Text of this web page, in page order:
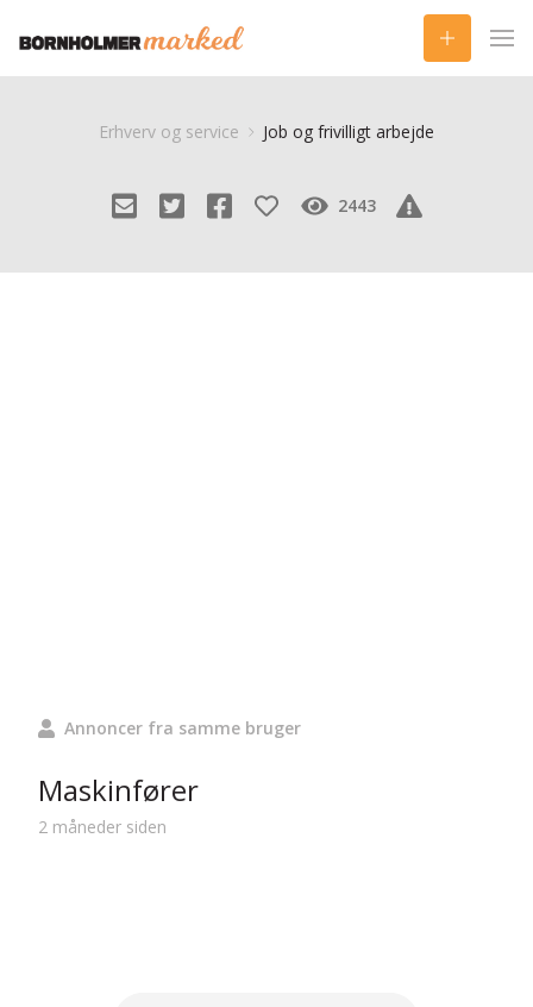
Erhverv og service Job og frivilligt arbejde
2443
Annoncer fra samme bruger
Maskinfører
2 måneder siden